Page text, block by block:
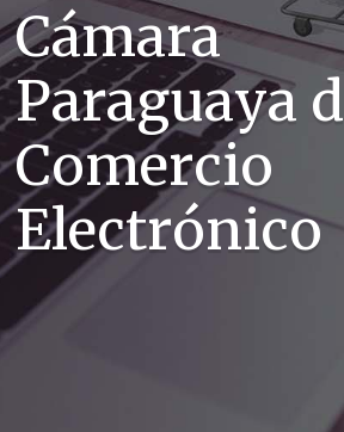
Cámara
Paraguaya d
Comercio
Electrónico